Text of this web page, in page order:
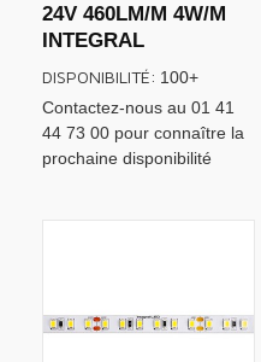
24V 460LM/M 4W/M
INTEGRAL
Contactez-nous au 01 41
44 73 00 pour connaître la
prochaine disponibilité
DISPONIBILITÉ: 100+